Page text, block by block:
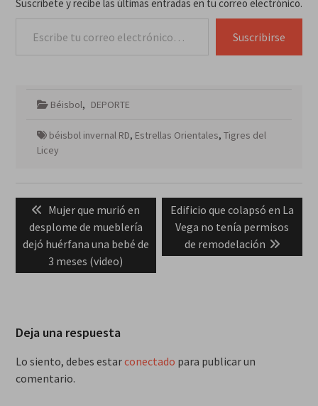
Suscríbete y recibe las últimas entradas en tu correo electrónico.
Suscribirse
Béisbol, DEPORTE
béisbol invernal RD, Estrellas Orientales, Tigres del
Licey
Navegación
entradas
Previous
post:
Mujer que murió en
desplome de mueblería
dejó huérfana una bebé de
3 meses (video)
Next
post:
Edificio que colapsó en La
Vega no tenía permisos
de remodelación
Deja una respuesta
Lo siento, debes estarconectado para publicar un
comentario.